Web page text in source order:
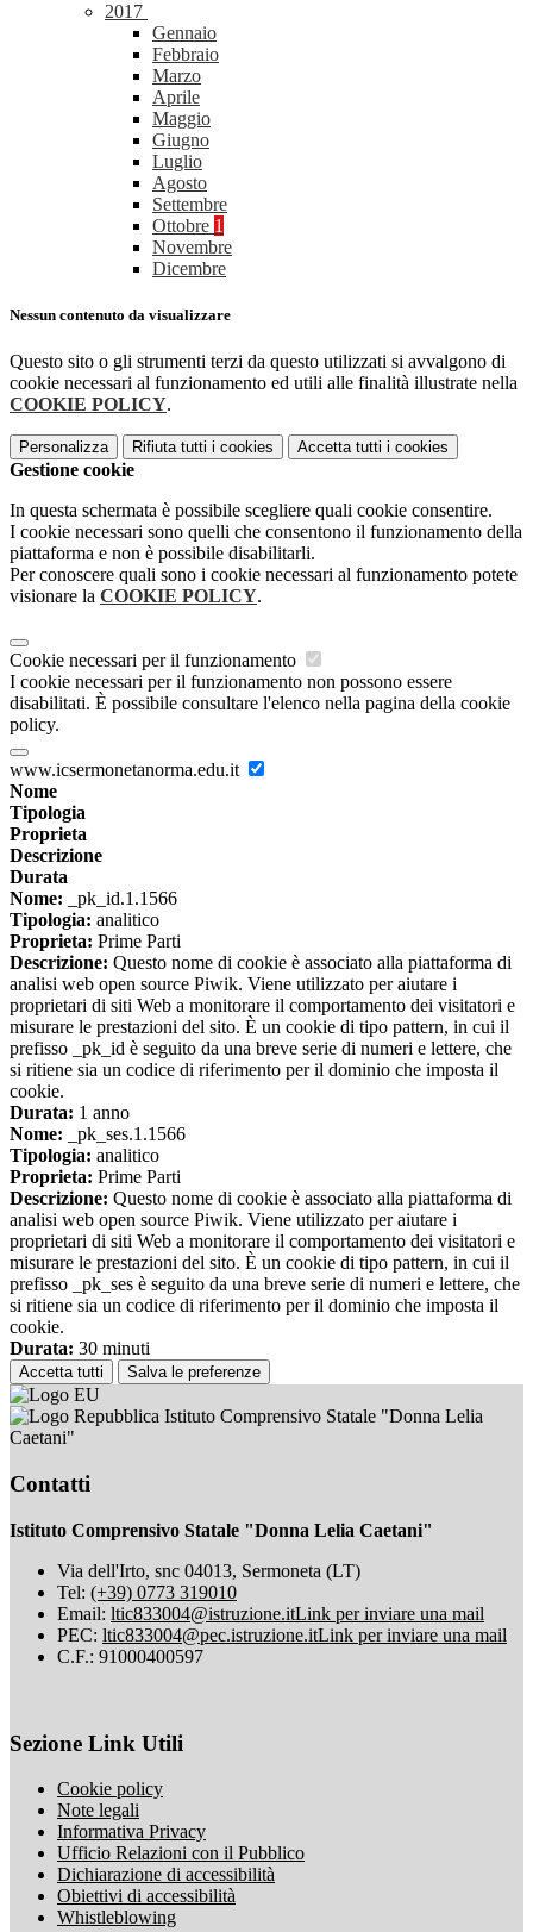
2017
Gennaio
Febbraio
Marzo
Aprile
Maggio
Giugno
Luglio
Agosto
Settembre
Ottobre 1
Novembre
Dicembre
Nessun contenuto da visualizzare
Questo sito o gli strumenti terzi da questo utilizzati si avvalgono di
cookie necessari al funzionamento ed utili alle finalità illustrate nella
COOKIE POLICY.
Personalizza Rifiuta tutti i cookies Accetta tutti i cookies
Gestione cookie
In questa schermata è possibile scegliere quali cookie consentire.
I cookie necessari sono quelli che consentono il funzionamento della
piattaforma e non è possibile disabilitarli.
Per conoscere quali sono i cookie necessari al funzionamento potete
visionare la COOKIE POLICY.
Cookie necessari per il funzionamento
I cookie necessari per il funzionamento non possono essere
disabilitati. È possibile consultare l'elenco nella pagina della cookie
policy.
www.icsermonetanorma.edu.it
Nome
Tipologia
Proprieta
Descrizione
Durata
Nome: _pk_id.1.1566
Tipologia: analitico
Proprieta: Prime Parti
Descrizione: Questo nome di cookie è associato alla piattaforma di
analisi web open source Piwik. Viene utilizzato per aiutare i
proprietari di siti Web a monitorare il comportamento dei visitatori e
misurare le prestazioni del sito. È un cookie di tipo pattern, in cui il
prefisso _pk_id è seguito da una breve serie di numeri e lettere, che
si ritiene sia un codice di riferimento per il dominio che imposta il
cookie.
Durata: 1 anno
Nome: _pk_ses.1.1566
Tipologia: analitico
Proprieta: Prime Parti
Descrizione: Questo nome di cookie è associato alla piattaforma di
analisi web open source Piwik. Viene utilizzato per aiutare i
proprietari di siti Web a monitorare il comportamento dei visitatori e
misurare le prestazioni del sito. È un cookie di tipo pattern, in cui il
prefisso _pk_ses è seguito da una breve serie di numeri e lettere, che
si ritiene sia un codice di riferimento per il dominio che imposta il
cookie.
Durata: 30 minuti
Accetta tutti Salva le preferenze
Istituto Comprensivo Statale "Donna Lelia
Caetani"
Contatti
Istituto Comprensivo Statale "Donna Lelia Caetani"
Via dell'Irto, snc 04013, Sermoneta (LT)
Tel: (+39) 0773 319010
Email: ltic833004@istruzione.itLink per inviare una mail
PEC: ltic833004@pec.istruzione.itLink per inviare una mail
C.F.: 91000400597
Sezione Link Utili
Cookie policy
Note legali
Informativa Privacy
Ufficio Relazioni con il Pubblico
Dichiarazione di accessibilità
Obiettivi di accessibilità
Whistleblowing